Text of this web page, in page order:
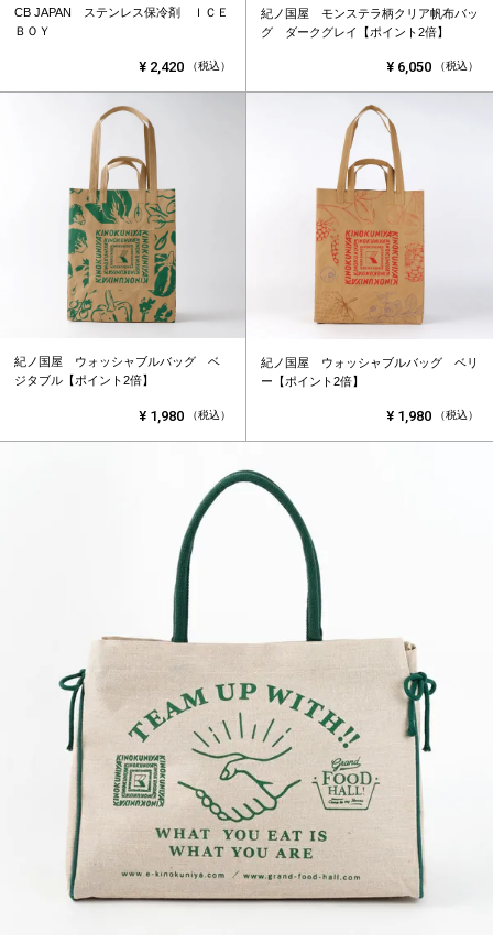
CB JAPAN ステンレス保冷剤 ＩＣＥ
ＢＯＹ
¥ 2,420 （税込）
紀ノ国屋 モンステラ柄クリア帆布バッ
グ ダークグレイ【ポイント2倍】
¥ 6,050 （税込）
紀ノ国屋 ウォッシャブルバッグ ベ
ジタブル【ポイント2倍】
¥ 1,980 （税込）
紀ノ国屋 ウォッシャブルバッグ ベリ
ー【ポイント2倍】
¥ 1,980 （税込）